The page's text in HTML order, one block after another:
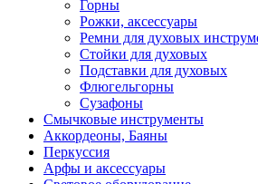
Горны
Рожки, аксессуары
Ремни для духовых
Стойки для духовых
Подставки для духовых
Флюгельгорны
Сузафоны
Смычковые инструменты
Аккордеоны, Баяны
Перкуссия
Арфы и аксессуары